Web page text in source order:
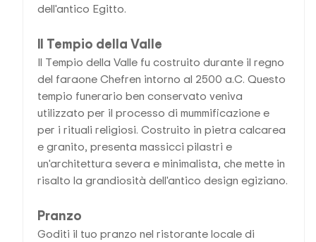
dell'antico Egitto.
Il Tempio della Valle
Il Tempio della Valle fu costruito durante il regno
del faraone Chefren intorno al 2500 a.C. Questo
tempio funerario ben conservato veniva
utilizzato per il processo di mummificazione e
per i rituali religiosi. Costruito in pietra calcarea
e granito, presenta massicci pilastri e
un'architettura severa e minimalista, che mette in
risalto la grandiosità dell'antico design egiziano.
Pranzo
Goditi il tuo pranzo nel ristorante locale di